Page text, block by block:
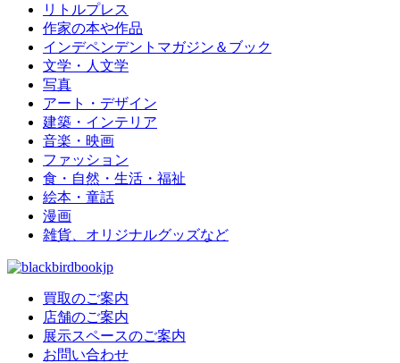
リトルプレス
作家の本や作品
インデペンデントマガジン＆ブック
文学・人文学
写真
アート・デザイン
建築・インテリア
音楽・映画
ファッション
食・自然・生活・福祉
絵本・童話
漫画
雑貨、オリジナルグッズなど
買取のご案内
店舗のご案内
展示スペースのご案内
お問い合わせ